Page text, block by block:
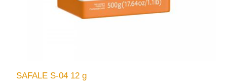
SAFALE S-04 12 g